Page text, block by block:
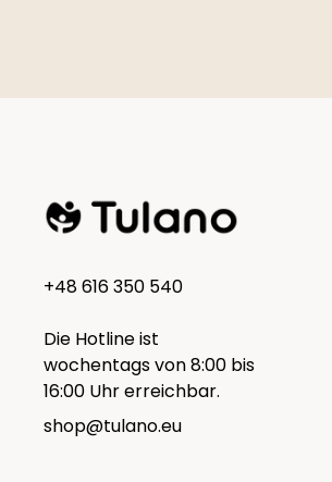
+48 616 350 540
Die Hotline ist
wochentags von 8:00 bis
16:00 Uhr erreichbar.
shop@tulano.eu